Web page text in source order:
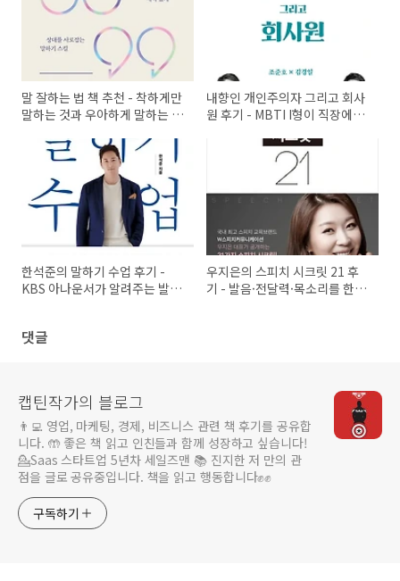
말 잘하는 법 책 추천 - 착하게만
말하는 것과 우아하게 말하는 것
내향인 개인주의자 그리고 회사
원 후기 - MBTI I형이 직장에서
한석준의 말하기 수업 후기 -
KBS 아나운서가 알려주는 발음
우지은의 스피치 시크릿 21 후
기 - 발음·전달력·목소리를 한
댓글
캡틴작가의 블로그
👨‍💻 영업, 마케팅, 경제, 비즈니스 관련 책 후기를 공유합
니다. 🤲 좋은 책 읽고 인친들과 함께 성장하고 싶습니다!
💁Saas 스타트업 5년차 세일즈맨 📚 진지한 저 만의 관
점을 글로 공유중입니다. 책을 읽고 행동합니다✊️✊️
구독하기